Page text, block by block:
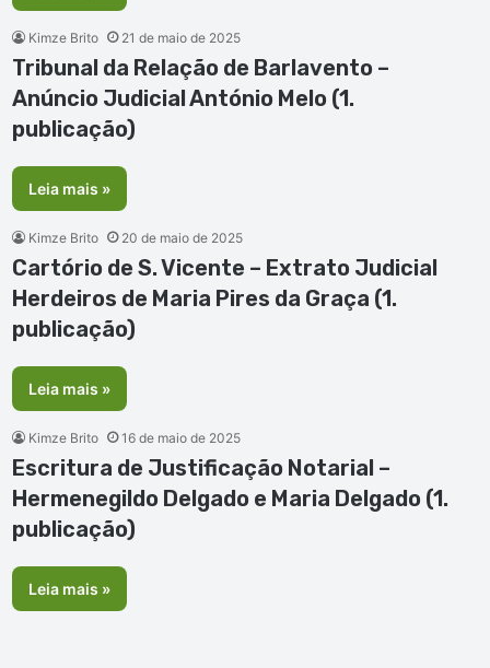
Kimze Brito 21 de maio de 2025
Tribunal da Relação de Barlavento –
Anúncio Judicial António Melo (1.
publicação)
Leia mais »
Kimze Brito 20 de maio de 2025
Cartório de S. Vicente – Extrato Judicial
Herdeiros de Maria Pires da Graça (1.
publicação)
Leia mais »
Kimze Brito 16 de maio de 2025
Escritura de Justificação Notarial –
Hermenegildo Delgado e Maria Delgado (1.
publicação)
Leia mais »